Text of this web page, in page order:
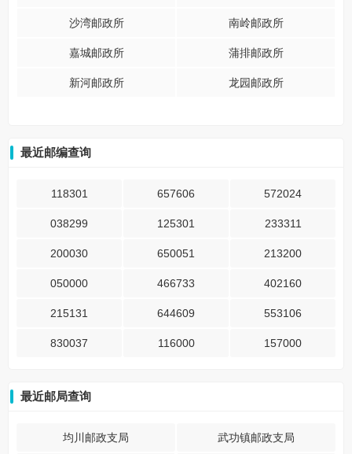
沙湾邮政所 南岭邮政所
嘉城邮政所 蒲排邮政所
新河邮政所 龙园邮政所
最近邮编查询
118301 657606 572024
038299 125301 233311
200030 650051 213200
050000 466733 402160
215131 644609 553106
830037 116000 157000
最近邮局查询
均川邮政支局 武功镇邮政支局